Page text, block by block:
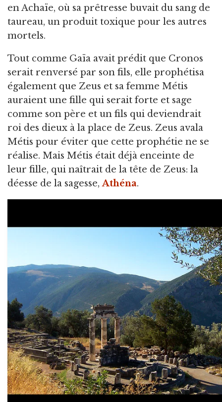
en Achaïe, où sa prêtresse buvait du sang de
taureau, un produit toxique pour les autres
mortels.
Tout comme Gaïa avait prédit que Cronos
serait renversé par son fils, elle prophétisa
également que Zeus et sa femme Métis
auraient une fille qui serait forte et sage
comme son père et un fils qui deviendrait
roi des dieux à la place de Zeus. Zeus avala
Métis pour éviter que cette prophétie ne se
réalise. Mais Métis était déjà enceinte de
leur fille, qui naîtrait de la tête de Zeus: la
déesse de la sagesse,Athéna.